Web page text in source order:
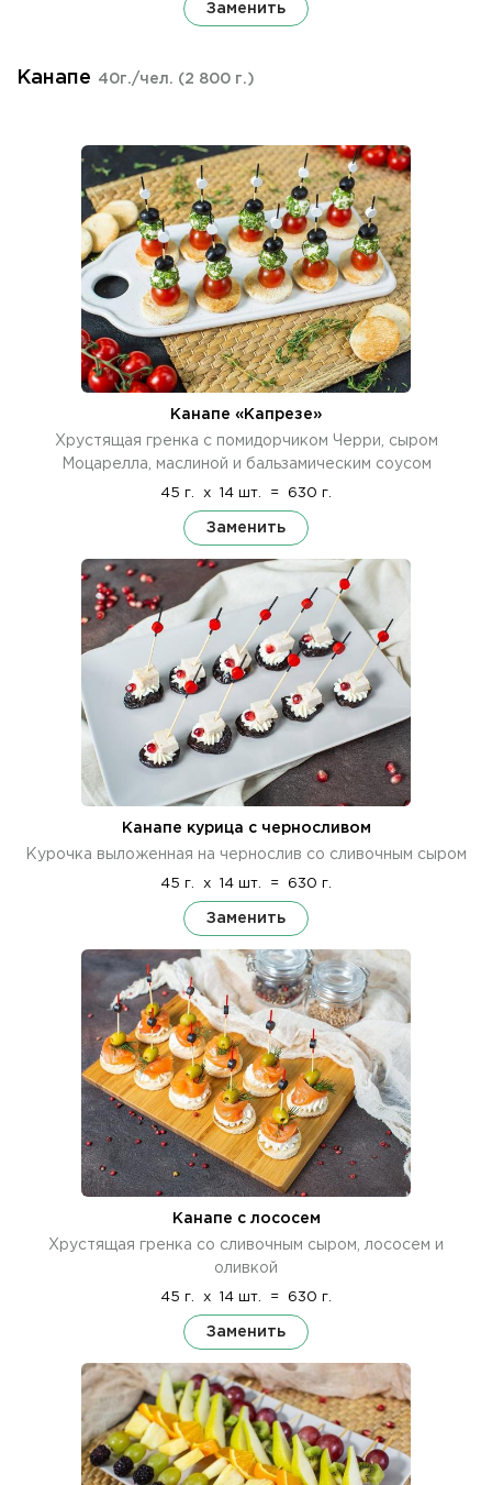
Заменить
Канапе 40г./чел. (2 800 г.)
Канапе «Капрезе»
Хрустящая гренка с помидорчиком Черри, сыром
Моцарелла, маслиной и бальзамическим соусом
45 г. x 14 шт. = 630 г.
Заменить
Канапе курица с черносливом
Курочка выложенная на чернослив со сливочным сыром
45 г. x 14 шт. = 630 г.
Заменить
Канапе с лососем
Хрустящая гренка со сливочным сыром, лососем и
оливкой
45 г. x 14 шт. = 630 г.
Заменить